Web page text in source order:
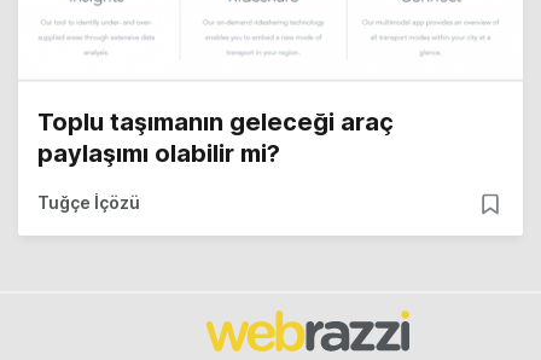
Toplu taşımanın geleceği araç
paylaşımı olabilir mi?
Tuğçe İçözü